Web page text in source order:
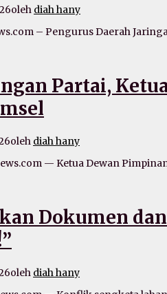
oleh diah hany
– Pengurus Daerah
Partai,
oleh diah hany
— Ketua Dewan
Dokumen
oleh diah hany